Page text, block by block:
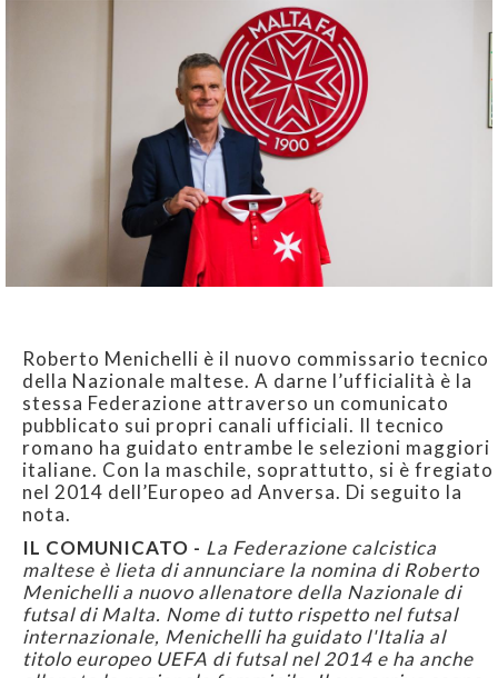
Roberto Menichelli è il nuovo commissario tecnico
della Nazionale maltese. A darne l’ufficialità è la
stessa Federazione attraverso un comunicato
pubblicato sui propri canali ufficiali. Il tecnico
romano ha guidato entrambe le selezioni maggiori
italiane. Con la maschile, soprattutto, si è fregiato
nel 2014 dell’Europeo ad Anversa. Di seguito la
nota.
IL COMUNICATO - La Federazione calcistica
maltese è lieta di annunciare la nomina di Roberto
Menichelli a nuovo allenatore della Nazionale di
futsal di Malta. Nome di tutto rispetto nel futsal
internazionale, Menichelli ha guidato l'Italia al
titolo europeo UEFA di futsal nel 2014 e ha anche